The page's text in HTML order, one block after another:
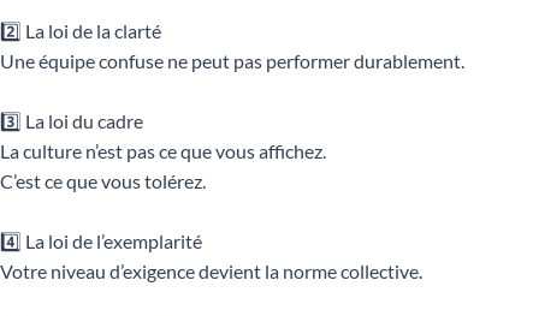
2️⃣ La loi de la clarté
Une équipe confuse ne peut pas performer durablement.
3️⃣ La loi du cadre
La culture n’est pas ce que vous affichez.
C’est ce que vous tolérez.
4️⃣ La loi de l’exemplarité
Votre niveau d’exigence devient la norme collective.